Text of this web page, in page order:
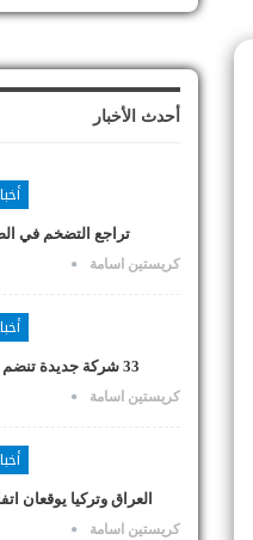
أحدث الأخبار
تراجع التضخم في
كريستين اسامة
33 شركة جديدة تنضم لقطاع الذهب في السودان
كريستين اسامة
العراق وتركيا يوقعان
كريستين اسامة